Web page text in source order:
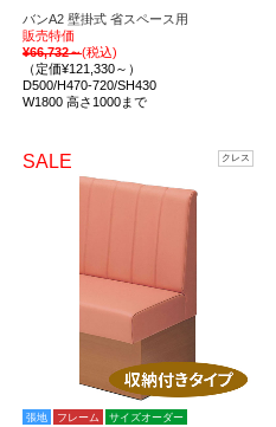
バンA2 壁掛式 省スペース用
販売特価
¥66,732～(税込)
（定価¥121,330～）
D500/H470-720/SH430
W1800 高さ1000まで
SALE クレス
張地 フレーム サイズオーダー